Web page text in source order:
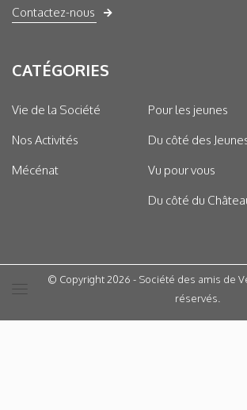
Contactez-nous
CATÉGORIES
Vie de la Société
Nos Activités
Mécénat
Pour les jeunes
Du côté des
Vu pour vous
Du côté du
© Copyright 2026 - Société des amis de
réservés.